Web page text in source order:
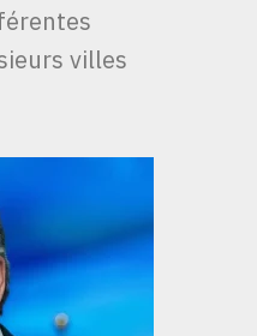
villes